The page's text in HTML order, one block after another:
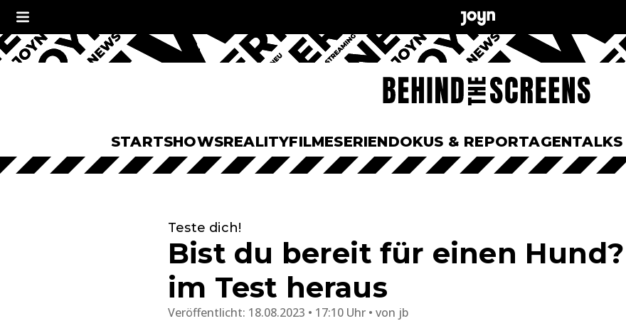
STARTSHOWSREALITYFILMESERIENDOKUS & REPORTAGEN
Teste dich!
Bist du bereit für einen
im Test heraus
Veröffentlicht: 18.08.2023 • 17:10 Uhr von jb